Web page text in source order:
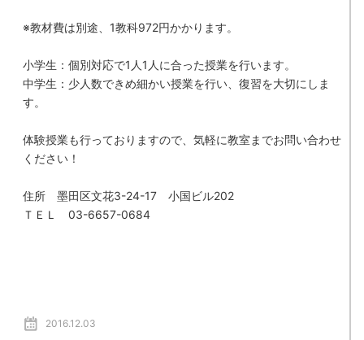
※教材費は別途、1教科972円かかります。
小学生：個別対応で1人1人に合った授業を行います。
中学生：少人数できめ細かい授業を行い、復習を大切にしま
す。
体験授業も行っておりますので、気軽に教室までお問い合わせ
ください！
住所 墨田区文花3-24-17 小国ビル202
ＴＥＬ 03-6657-0684
2016.12.03